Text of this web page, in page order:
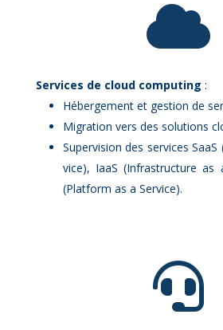

Ser­vices de cloud com­pu­ting :
Hé­ber­ge­ment et ges­tion de
Mi­gra­tion vers des so­lu­tions
Su­per­vi­sion des ser­vices
vice), IaaS (In­fra­struc­ture as
(Plat­form as a Ser­vice).
